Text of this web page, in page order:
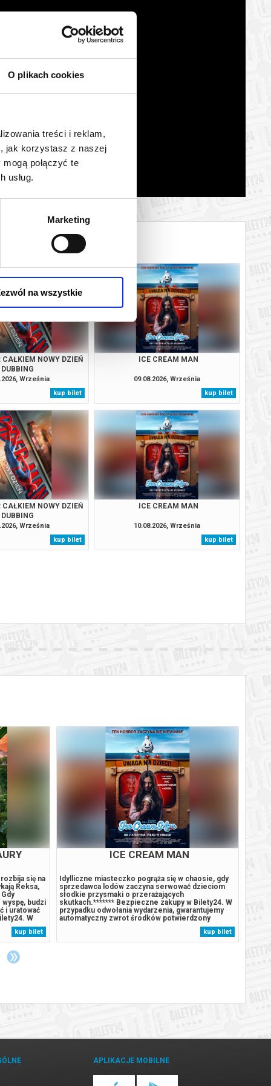
O plikach cookies
treści i reklam,
jak korzystasz z naszej
połączyć te
usług.
Marketing
na wszystkie
NOWY DZIEŃ
DUBBING
Września
kup bilet
ICE CREAM MAN
09.08.2026, Września
kup bilet
NOWY DZIEŃ
DUBBING
Września
kup bilet
ICE CREAM MAN
10.08.2026, Września
kup bilet
się na
Reksa,
budzi
i uratować
W
kup bilet
ICE CREAM MAN
Idylliczne miasteczko pogrąża się w chaosie, gdy
sprzedawca lodów zaczyna serwować dzieciom
słodkie przysmaki o przerażających
skutkach.******* Bezpieczne zakupy w Bilety24. W
przypadku odwołania wydarzenia, gwarantujemy
automatyczny zwrot środków potwierdzony
komunikatem wysyłanym na adres e-mail, podany
kup bilet
APLIKACJE MOBILNE